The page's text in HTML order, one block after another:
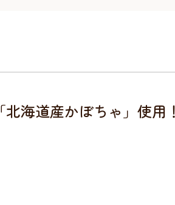
「北海道産かぼちゃ」使用